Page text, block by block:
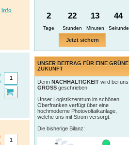
Info
2
Tage
22 13 43
Jetzt sichern
UNSER BEITRAG FÜR EINE GRÜNE
ZUKUNFT
Denn NACHHALTIGKEIT wird bei uns
GROSS geschrieben.
Unser Logistikzentrum im schönen
Oberfranken verfügt über eine
hochmoderne Photovoltaikanlage,
welche uns mit Strom versorgt.
Die bisherige Bilanz: